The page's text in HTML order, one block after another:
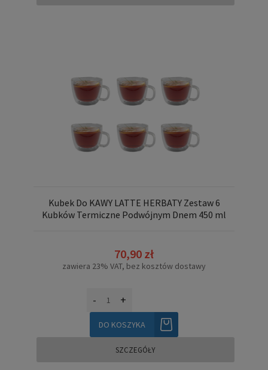
Kubek Do KAWY LATTE HERBATY Zestaw 6
Kubków Termiczne Podwójnym Dnem 450 ml
70,90 zł
zawiera 23% VAT, bez kosztów dostawy
- +
DO KOSZYKA
SZCZEGÓŁY